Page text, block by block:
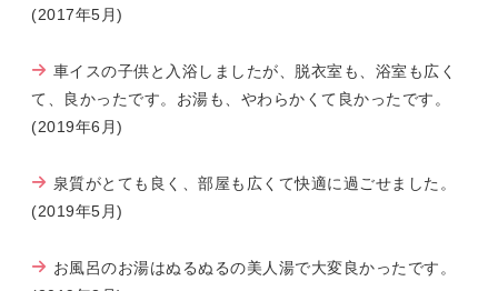
(2017年5月)
車イスの子供と入浴しましたが、脱衣室も、浴室も広く
て、良かったです。お湯も、やわらかくて良かったです。
(2019年6月)
泉質がとても良く、部屋も広くて快適に過ごせました。
(2019年5月)
お風呂のお湯はぬるぬるの美人湯で大変良かったです。